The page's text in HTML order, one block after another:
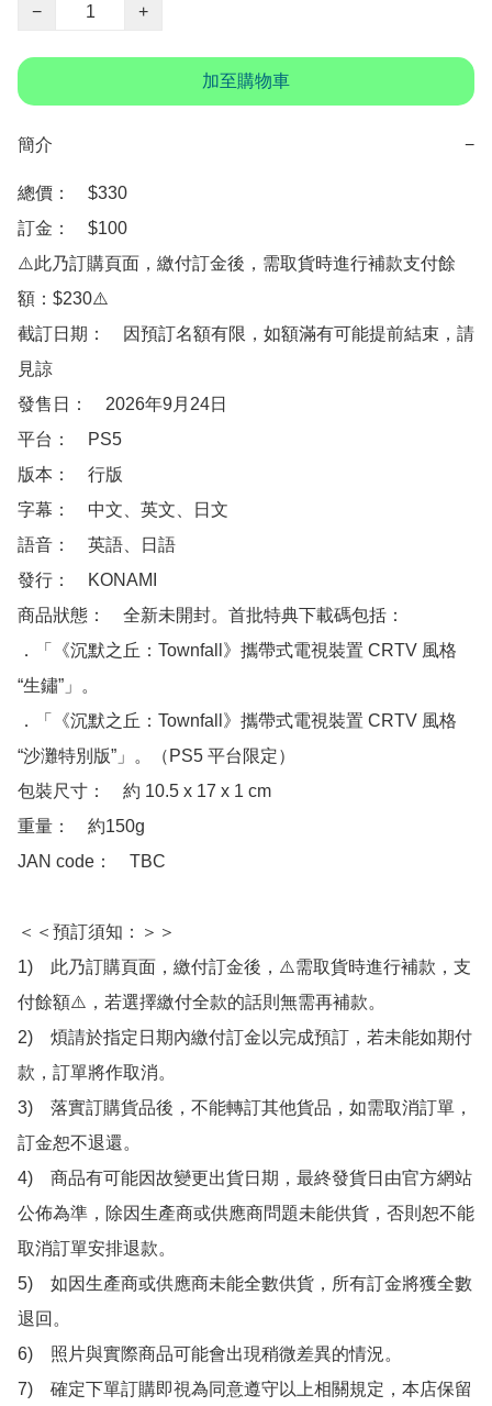
−
+
加至購物車
簡介 −
總價：　$330
訂金：　$100
⚠️此乃訂購頁面，繳付訂金後，需取貨時進行補款支付餘
額：$230⚠️
截訂日期：　因預訂名額有限，如額滿有可能提前結束，請
見諒
發售日：　2026年9月24日
平台：　PS5
版本：　行版
字幕：　中文、英文、日文
語音：　英語、日語
發行：　KONAMI
商品狀態：　全新未開封。首批特典下載碼包括：
．「《沉默之丘：Townfall》攜帶式電視裝置 CRTV 風格
“生鏽”」。
．「《沉默之丘：Townfall》攜帶式電視裝置 CRTV 風格
“沙灘特別版”」。（PS5 平台限定）
包裝尺寸：　約 10.5 x 17 x 1 cm
重量：　約150g
JAN code：　TBC
＜＜預訂須知：＞＞
1)　此乃訂購頁面，繳付訂金後，⚠️需取貨時進行補款，支
付餘額⚠️，若選擇繳付全款的話則無需再補款。
2)　煩請於指定日期內繳付訂金以完成預訂，若未能如期付
款，訂單將作取消。
3)　落實訂購貨品後，不能轉訂其他貨品，如需取消訂單，
訂金恕不退還。
4)　商品有可能因故變更出貨日期，最終發貨日由官方網站
公佈為準，除因生產商或供應商問題未能供貨，否則恕不能
取消訂單安排退款。
5)　如因生產商或供應商未能全數供貨，所有訂金將獲全數
退回。
6)　照片與實際商品可能會出現稍微差異的情況。
7)　確定下單訂購即視為同意遵守以上相關規定，本店保留